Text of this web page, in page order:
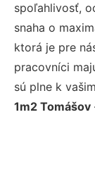
spoľahlivosť,
snaha o
ktorá je pre
pracovníci
sú plne k
1m2 Tomášov